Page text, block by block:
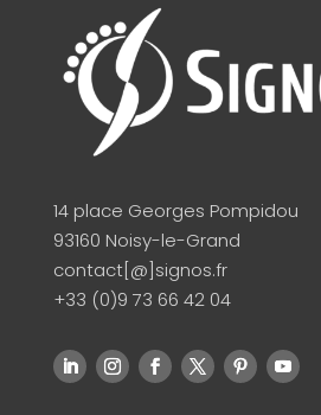
14 place Georges Pompidou
93160 Noisy-le-Grand
contact[@]signos.fr
+33 (0)9 73 66 42 04